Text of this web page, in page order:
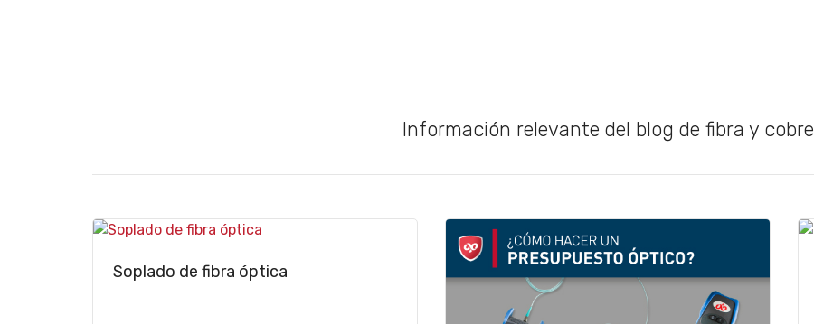
Información relevante del blog de fibra y cobre
Soplado de fibra óptica